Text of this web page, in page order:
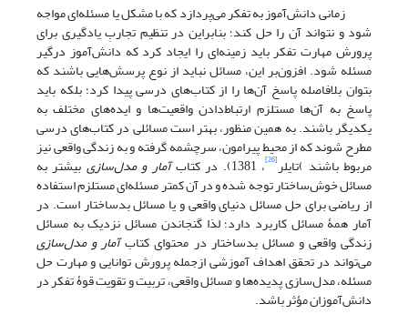
زمانی دانش‌آموز به تفکر می‌پردازد که با مشکل یا مسئله‌ای مواجه
شود و نتواند آن را حل کند؛ بنابراین در تنظیم تجاربِ یادگیری برای
پرورش مهارت تفکر باید زمینه‌ای را ایجاد کرد که دانش‌آموز درگیر
مسئله شود. افزون‌بر این، مسائل نباید از نوع پرسش‌هایی باشند که
بتوان بلافاصله پاسخ آن‌ها را از کتاب‌های درسی پیدا کرد؛ بلکه باید
پاسخ به آن‌ها مستلزم ارتباط‌دادن واقعیت‌ها و ایده‌های مختلف به
یکدیگر باشند. به همین منظور، بهتر است مسائلی در کتاب‌های درسی
مطرح شوند که از محیط پیرامون، سرچشمه گرفته‌ و به زندگی واقعی نیز
مربوط باشند )تایلر[26] ، 1381). در کتاب آمار و مدل‌سازی بیشتر به
مسائل خوش‌ساختار توجه شده و در آن کمتر مسئله‌ای مستلزم استفاده
از ریاضی برای حل مسائل دنیای واقعی و یا مسائل بدساختار است. در
آمار همۀ مسائل کاربرد دارد؛ لذا گنجاندن مسائل نزدیک به مسائل
زندگی واقعی و مسائل بدساختار در محتوای کتابآمارو مدل‌سازی
می‌تواند در تحقق اهداف آموزشی ازجمله پرورش توانایی و مهارت حل
مسئله، مدل‌سازی پدیده‌‌ها و مسائل واقعی، تربیت و تقویت قوۀ تفکر در
دانش‌آموزان مؤثر باشد.